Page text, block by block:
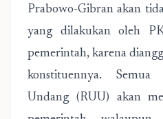
Prabowo-Gibran akan
yang dilakukan oleh
pemerintah, karena
konstituennya. Semua
Undang (RUU) akan